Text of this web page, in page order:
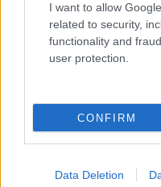
I want to allow
related to security,
functionality and
user protection.
CONFIRM
Data Deletion